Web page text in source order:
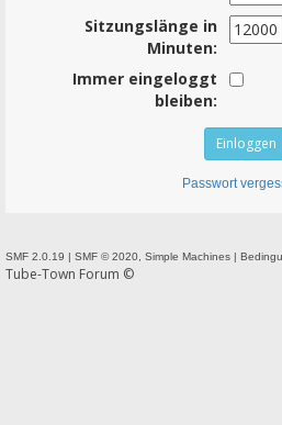
Sitzungslänge in
Minuten:
Immer eingeloggt
bleiben:
Passwort
SMF 2.0.19 | SMF © 2020 Simple Machines |
Tube-Town Forum ©